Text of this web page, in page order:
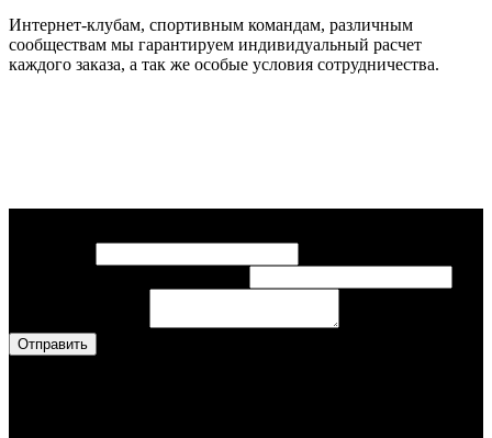
Интернет-клубам, спортивным командам, различным
сообществам мы гарантируем индивидуальный расчет
каждого заказа, а так же особые условия сотрудничества.
Отправить